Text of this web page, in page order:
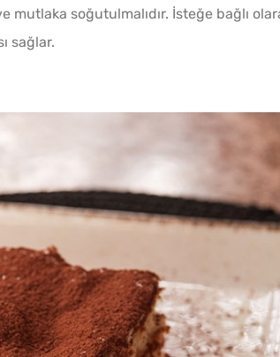
mutlaka soğutulmalıdır. İsteğe bağlı
sağlar.